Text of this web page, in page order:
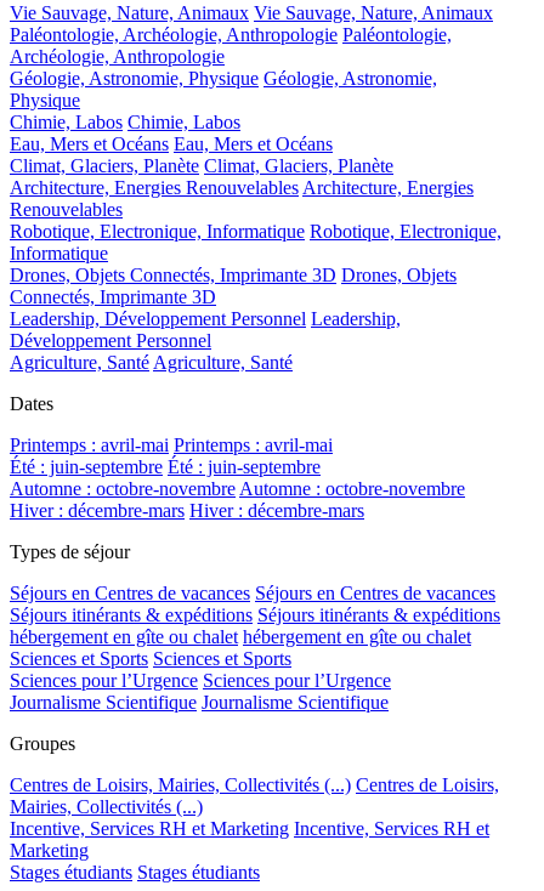
Vie Sauvage, Nature, Animaux Vie Sauvage, Nature, Animaux
Paléontologie, Archéologie, Anthropologie Paléontologie,
Archéologie, Anthropologie
Géologie, Astronomie, Physique Géologie, Astronomie,
Physique
Chimie, Labos Chimie, Labos
Eau, Mers et Océans Eau, Mers et Océans
Climat, Glaciers, Planète Climat, Glaciers, Planète
Architecture, Energies Renouvelables Architecture, Energies
Renouvelables
Robotique, Electronique, Informatique Robotique, Electronique,
Informatique
Drones, Objets Connectés, Imprimante 3D Drones, Objets
Connectés, Imprimante 3D
Leadership, Développement Personnel Leadership,
Développement Personnel
Agriculture, Santé Agriculture, Santé
Dates
Printemps : avril-mai Printemps : avril-mai
Été : juin-septembre Été : juin-septembre
Automne : octobre-novembre Automne : octobre-novembre
Hiver : décembre-mars Hiver : décembre-mars
Types de séjour
Séjours en Centres de vacances Séjours en Centres de vacances
Séjours itinérants & expéditions Séjours itinérants & expéditions
hébergement en gîte ou chalet hébergement en gîte ou chalet
Sciences et Sports Sciences et Sports
Sciences pour l’Urgence Sciences pour l’Urgence
Journalisme Scientifique Journalisme Scientifique
Groupes
Centres de Loisirs, Mairies, Collectivités (...) Centres de Loisirs,
Mairies, Collectivités (...)
Incentive, Services RH et Marketing Incentive, Services RH et
Marketing
Stages étudiants Stages étudiants